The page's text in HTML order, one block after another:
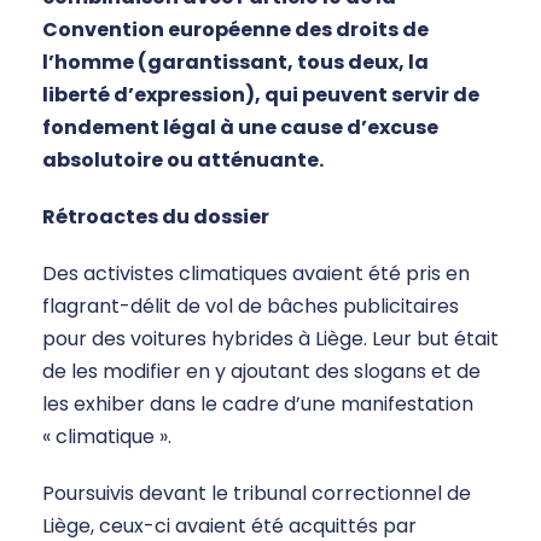
Convention européenne des droits de
l’homme (garantissant, tous deux, la
liberté d’expression), qui peuvent servir de
fondement légal à une cause d’excuse
absolutoire ou atténuante.
Rétroactes du dossier
Des activistes climatiques avaient été pris en
flagrant-délit de vol de bâches publicitaires
pour des voitures hybrides à Liège. Leur but était
de les modifier en y ajoutant des slogans et de
les exhiber dans le cadre d’une manifestation
« climatique ».
Poursuivis devant le tribunal correctionnel de
Liège, ceux-ci avaient été acquittés par